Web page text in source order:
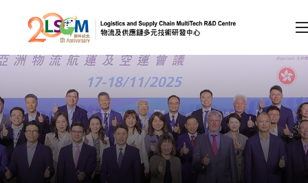
跳到内容（按回车键）
会员登录
A A EN 繁 简